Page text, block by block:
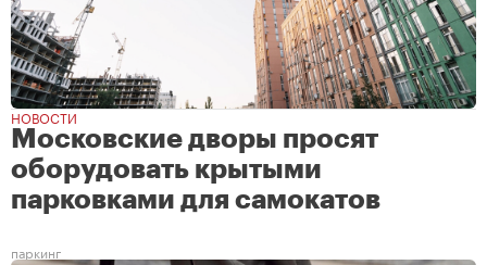
НОВОСТИ
Московские дворы просят
оборудовать крытыми
парковками для самокатов
паркинг